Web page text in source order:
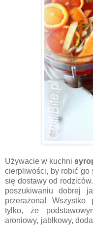
Używacie w kuchni
cierpliwości, by robić go
się dostawy od
poszukiwaniu dobrej
przerażona!
tylko, że
aroniowy, jabłkowy,